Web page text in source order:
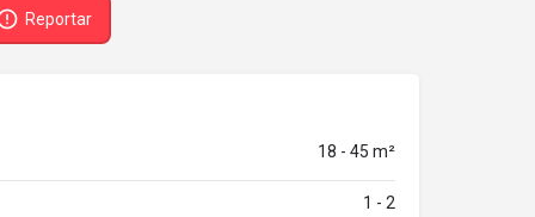
Reportar
18 - 45 m²
1 - 2